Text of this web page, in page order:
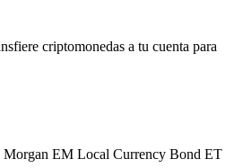
criptomonedas a tu cuenta para
Morgan EM Local Currency Bond ET